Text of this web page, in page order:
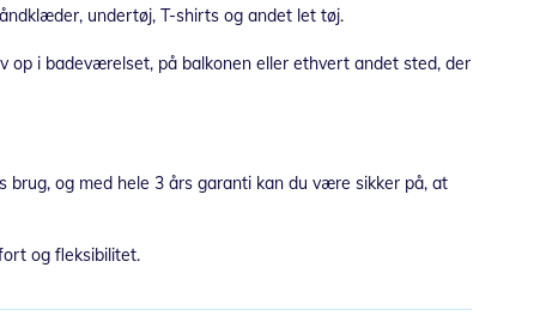
undertøj, T-shirts og andet let tøj.
i badeværelset, på balkonen eller ethvert andet sted, der
og med hele 3 års garanti kan du være sikker på, at
og fleksibilitet.